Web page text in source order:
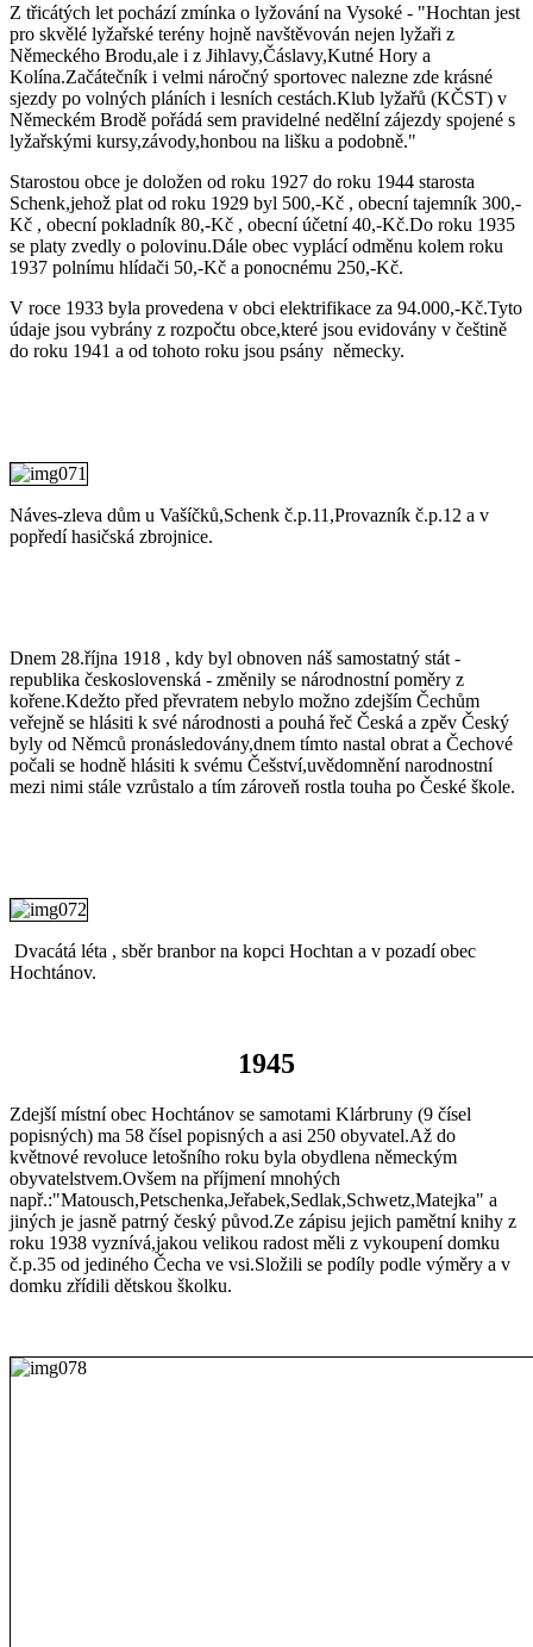
Z třicátých let pochází zmínka o lyžování na Vysoké - "Hochtan jest
pro skvělé lyžařské terény hojně navštěvován nejen lyžaři z
Německého Brodu,ale i z Jihlavy,Čáslavy,Kutné Hory a
Kolína.Začátečník i velmi náročný sportovec nalezne zde krásné
sjezdy po volných pláních i lesních cestách.Klub lyžařů (KČST) v
Německém Brodě pořádá sem pravidelné nedělní zájezdy spojené s
lyžařskými kursy,závody,honbou na lišku a podobně."
Starostou obce je doložen od roku 1927 do roku 1944 starosta
Schenk,jehož plat od roku 1929 byl 500,-Kč , obecní tajemník 300,-
Kč , obecní pokladník 80,-Kč , obecní účetní 40,-Kč.Do roku 1935
se platy zvedly o polovinu.Dále obec vyplácí odměnu kolem roku
1937 polnímu hlídači 50,-Kč a ponocnému 250,-Kč.
V roce 1933 byla provedena v obci elektrifikace za 94.000,-Kč.Tyto
údaje jsou vybrány z rozpočtu obce,které jsou evidovány v češtině
do roku 1941 a od tohoto roku jsou psány německy.
Náves-zleva dům u Vašíčků,Schenk č.p.11,Provazník č.p.12 a v
popředí hasičská zbrojnice.
Dnem 28.října 1918 , kdy byl obnoven náš samostatný stát -
republika československá - změnily se národnostní poměry z
kořene.Kdežto před převratem nebylo možno zdejším Čechům
veřejně se hlásiti k své národnosti a pouhá řeč Česká a zpěv Český
byly od Němců pronásledovány,dnem tímto nastal obrat a Čechové
počali se hodně hlásiti k svému Češství,uvědomnění narodnostní
mezi nimi stále vzrůstalo a tím zároveň rostla touha po České škole.
Dvacátá léta , sběr branbor na kopci Hochtan a v pozadí obec
Hochtánov.
1945
Zdejší místní obec Hochtánov se samotami Klárbruny (9 čísel
popisných) ma 58 čísel popisných a asi 250 obyvatel.Až do
květnové revoluce letošního roku byla obydlena německým
obyvatelstvem.Ovšem na příjmení mnohých
např.:"Matousch,Petschenka,Jeřabek,Sedlak,Schwetz,Matejka" a
jiných je jasně patrný český původ.Ze zápisu jejich pamětní knihy z
roku 1938 vyznívá,jakou velikou radost měli z vykoupení domku
č.p.35 od jediného Čecha ve vsi.Složili se podíly podle výměry a v
domku zřídili dětskou školku.